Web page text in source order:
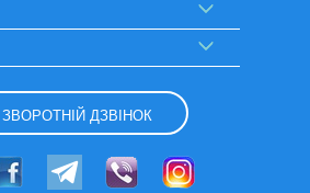
ЗВОРОТНІЙ ДЗВІНОК